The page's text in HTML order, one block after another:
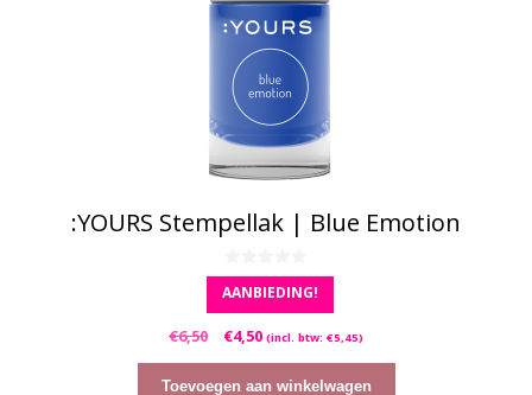
:YOURS Stempellak | Blue Emotion
0
v
5
AANBIEDING!
€6,50
Oorspronkelijke
was:
€4,50Huidige
is:
(incl. btw: €5,45)
Toevoegen aan winkelwagen